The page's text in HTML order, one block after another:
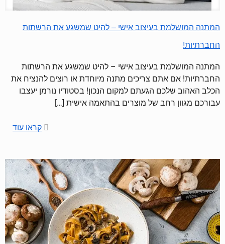
המתנה המושלמת בעיצוב אישי – להיט שמשגע את הרשתות
החברתיות!
המתנה המושלמת בעיצוב אישי – להיט שמשגע את הרשתות
החברתיות! אם אתם צריכים מתנה מיוחדת או רוצים להנציח את
הכלב האהוב שלכם הגעתם למקום הנכון! בסטודיו נורמן יעצבו
עבורכם מגוון רחב של מוצרים בהתאמה אישית […]
קראו עוד